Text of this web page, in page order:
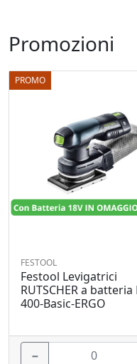
Promozioni
PROMO
FESTOOL
Festool Levigatrici
RUTSCHER a batteria
400-Basic-ERGO
−